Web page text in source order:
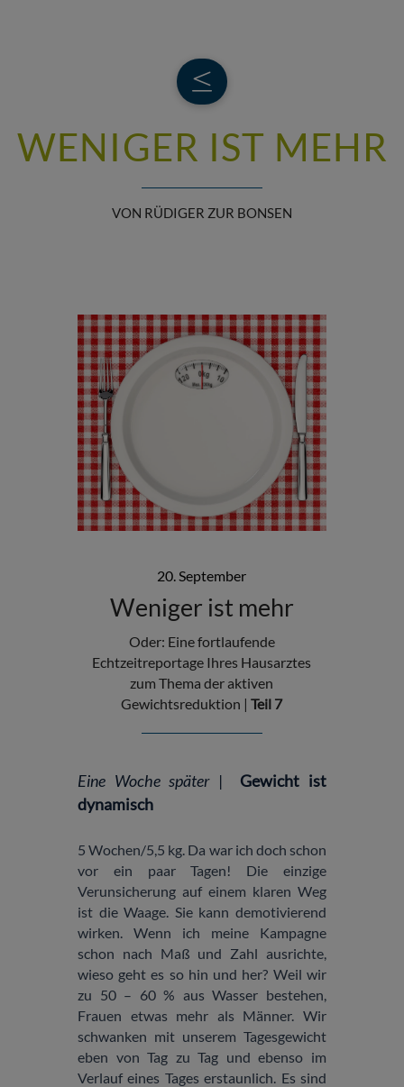
WENIGER IST MEHR
VON RÜDIGER ZUR BONSEN
20. September
Weniger ist mehr
Oder: Eine fortlaufende
Echtzeitreportage Ihres Hausarztes
zum Thema der aktiven
Gewichtsreduktion |Teil 7
Eine Woche später| Gewicht ist
dynamisch
5 Wochen/5,5 kg. Da war ich doch schon
vor ein paar Tagen! Die einzige
Verunsicherung auf einem klaren Weg
ist die Waage. Sie kann demotivierend
wirken. Wenn ich meine Kampagne
schon nach Maß und Zahl ausrichte,
wieso geht es so hin und her? Weil wir
zu 50 – 60 % aus Wasser bestehen,
Frauen etwas mehr als Männer. Wir
schwanken mit unserem Tagesgewicht
eben von Tag zu Tag und ebenso im
Verlauf eines Tages erstaunlich. Es sind